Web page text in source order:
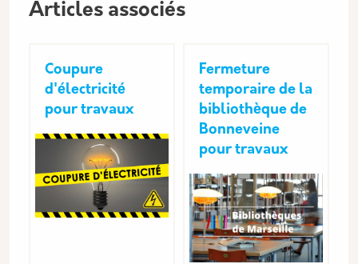
Articles associés
Coupure
d'électricité
pour travaux
Fermeture
temporaire de la
bibliothèque de
Bonneveine
pour travaux